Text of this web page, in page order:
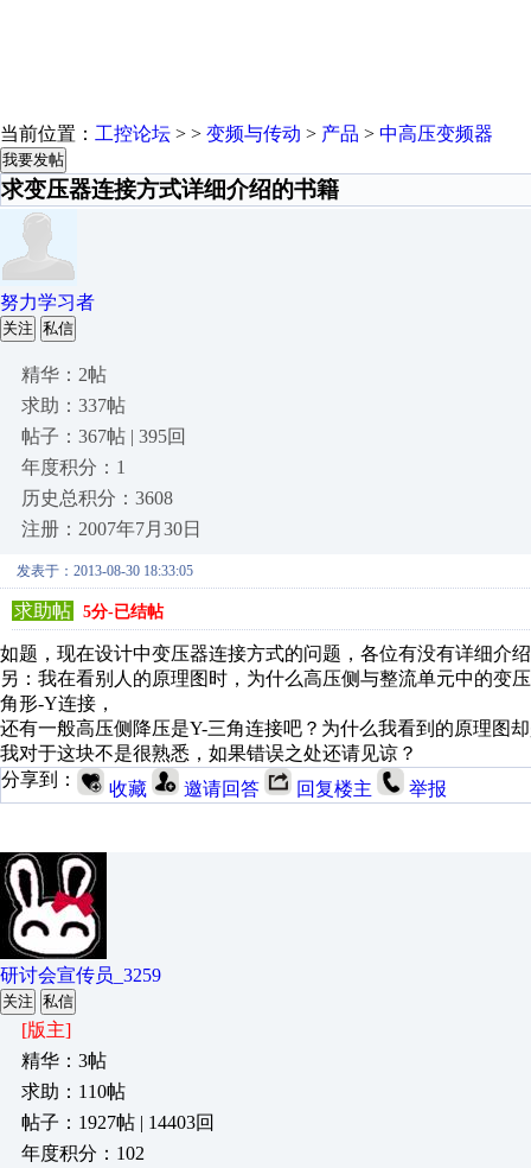
当前位置： 工控论坛 > > 变频与传动 > 产品 > 中高压变频器
我要发帖
求变压器连接方式详细介绍的书籍
努力学习者
关注 私信
精华：2帖
求助：337帖
帖子：367帖 | 395回
年度积分：1
历史总积分：3608
注册：2007年7月30日
发表于：2013-08-30 18:33:05
求助帖 5分-已结帖
如题，现在设计中变压器连接方式的问题，各位有没有详细介
另：我在看别人的原理图时，为什么高压侧与整流单元中的变
角形-Y连接，
还有一般高压侧降压是Y-三角连接吧？为什么我看到的原理图
我对于这块不是很熟悉，如果错误之处还请见谅？
分享到：
收藏 邀请回答 回复楼主 举报
研讨会宣传员_3259
关注 私信
[版主]
精华：3帖
求助：110帖
帖子：1927帖 | 14403回
年度积分：102